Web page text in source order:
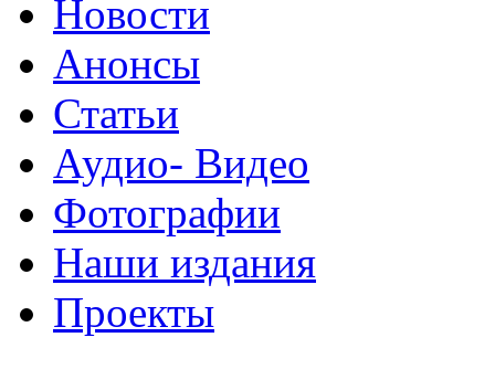
Новости
Анонсы
Статьи
Аудио- Видео
Фотографии
Наши издания
Проекты